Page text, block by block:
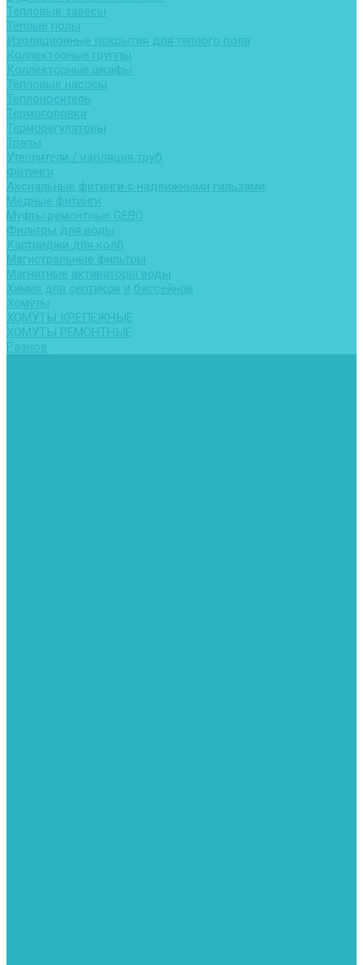
Тепловые завесы
Теплые полы
Изоляционные покрытия для теплого пола
Коллекторные группы
Коллекторные шкафы
Тепловые насосы
Теплоноситель
Термоголовки
Терморегуляторы
Трапы
Утеплители / изоляция труб
Фитинги
Аксиальные фитинги с надвижными гильзами
Медные фитинги
Муфты ремонтные GEBO
Фильтры для воды
Картриджи для колб
Магистральные фильтры
Магнитные активаторы воды
Химия для септиков и бассейнов
Хомуты
ХОМУТЫ КРЕПЕЖНЫЕ
ХОМУТЫ РЕМОНТНЫЕ
Разное